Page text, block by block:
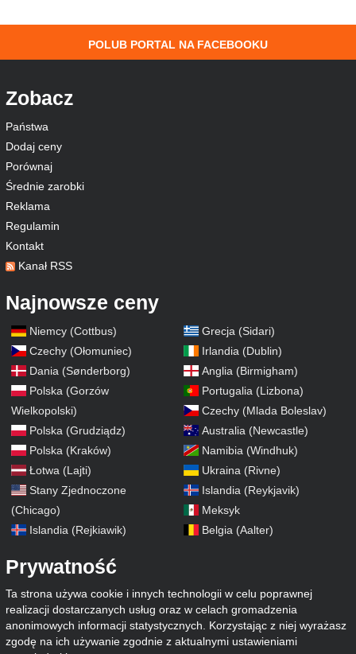
POLUB PORTAL NA FACEBOOKU
Zobacz
Państwa
Dodaj ceny
Porównaj
Średnie zarobki
Reklama
Regulamin
Kontakt
Kanał RSS
Najnowsze ceny
Niemcy (Cottbus)
Czechy (Ołomuniec)
Dania (Sønderborg)
Polska (Gorzów
Wielkopolski)
Polska (Grudziądz)
Polska (Kraków)
Łotwa (Lajti)
Stany Zjednoczone
(Chicago)
Islandia (Rejkiawik)
Grecja (Sidari)
Irlandia (Dublin)
Anglia (Birmigham)
Portugalia (Lizbona)
Czechy (Mlada Boleslav)
Australia (Newcastle)
Namibia (Windhuk)
Ukraina (Rivne)
Islandia (Reykjavik)
Meksyk
Belgia (Aalter)
Prywatność
Ta strona używa cookie i innych technologii w celu poprawnej
realizacji dostarczanych usług oraz w celach gromadzenia
anonimowych informacji statystycznych. Korzystając z niej wyrażasz
zgodę na ich używanie zgodnie z aktualnymi ustawieniami